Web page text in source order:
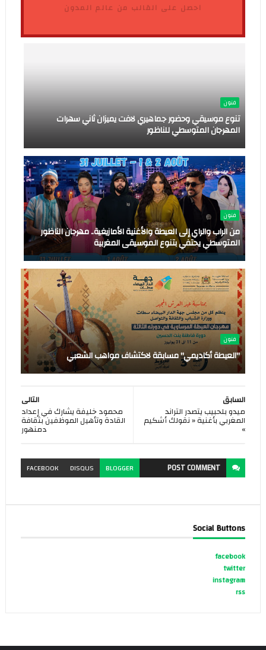
احصل على القالب من عالم المدون
فنون
تنوع موسيقي وحضور جماهيري لافت يميزان ثاني سهرات
المهرجان المتوسطي للناظور
فنون
من الراب والراي إلى العيطة والأغنية الأمازيغية.. مهرجان الناظور
المتوسطي يحتفي بتنوع الموسيقى المغربية
فنون
"العيطة أكاديمي" مسابقة لاكتشاف مواهب الشعبي
التالى
محمود خليفة يشارك في إعداد
القادة وتأهيل الموظفين بثقافة
دمنهور
السابق
ميدو بلحبيب يتصدر التراند
المغربي بأغنية « نقولك أشكيم
»
POSTCOMMENT
BLOGGER
DISQUS
FACEBOOK
Social Buttons
facebook
twitter
instagram
rss